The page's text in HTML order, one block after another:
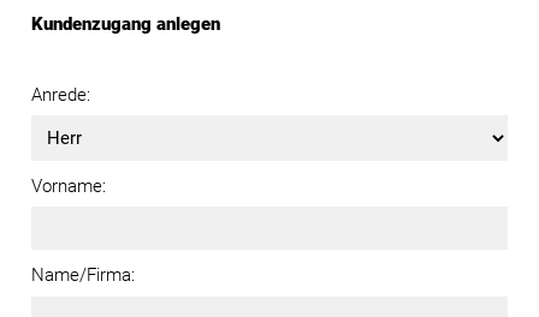
Kundenzugang anlegen
Anrede:
Vorname:
Name/Firma: